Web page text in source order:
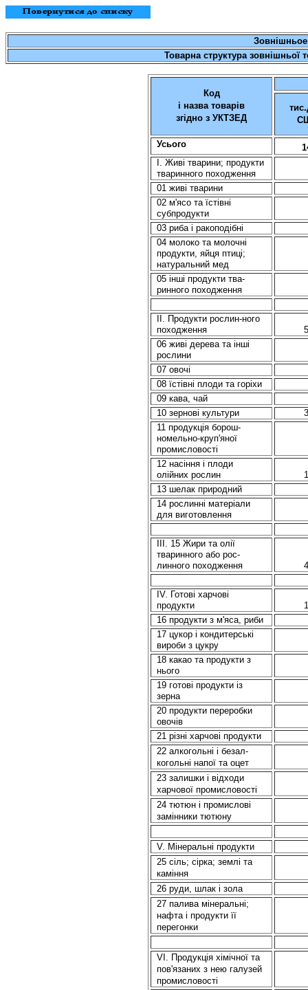
Товарна структура зовнішньої
Код
і назва товарів
згідно з УКТЗЕД
Усього
I. Живi тварини; продукти
тваринного походження
01 живi тварини
02 м'ясо та їстівні
субпродукти
03 риба i ракоподібні
04 молоко та молочні
продукти, яйця птиці;
натуральний мед
05 інші продукти тва-
ринного походження
II. Продукти рослин-ного
походження
06 живі дерева та інші
рослини
07 овочі
08 їстівні плоди та горіхи
09 кава, чай
10 зернові культури
11 продукція борош-
номельно-круп'яної
промисловості
12 насіння і плоди
олійних рослин
13 шелак природний
14 рослинні матеріали
для виготовлення
ІІІ. 15 Жири та олії
тваринного або рос-
линного походження
IV. Готові харчові
продукти
16 продукти з м'яса, риби
17 цукор і кондитерські
вироби з цукру
18 какао та продукти з
нього
19 готові продукти із
зерна
20 продукти переробки
овочів
21 різні харчові продукти
22 алкогольні і безал-
когольні напої та оцет
23 залишки і відходи
харчової промисловості
24 тютюн і промислові
замінники тютюну
V. Мінеральні продукти
25 сіль; сірка; землі та
каміння
26 руди, шлак і зола
27 палива мінеральні;
нафта і продукти її
перегонки
VI. Продукція хімічної та
пов'язаних з нею галузей
промисловості